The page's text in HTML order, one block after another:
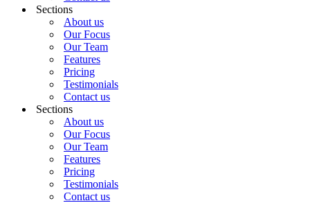
Sections
About us
Our Focus
Our Team
Features
Pricing
Testimonials
Contact us
Sections
About us
Our Focus
Our Team
Features
Pricing
Testimonials
Contact us